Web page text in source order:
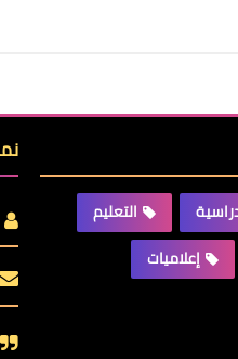
التعليم
إعلاميات